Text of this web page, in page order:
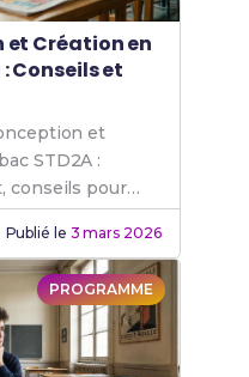
et Création en
Conseils et
et
STD2A :
conseils pour
Publié le 3 mars 2026
PROGRAMME